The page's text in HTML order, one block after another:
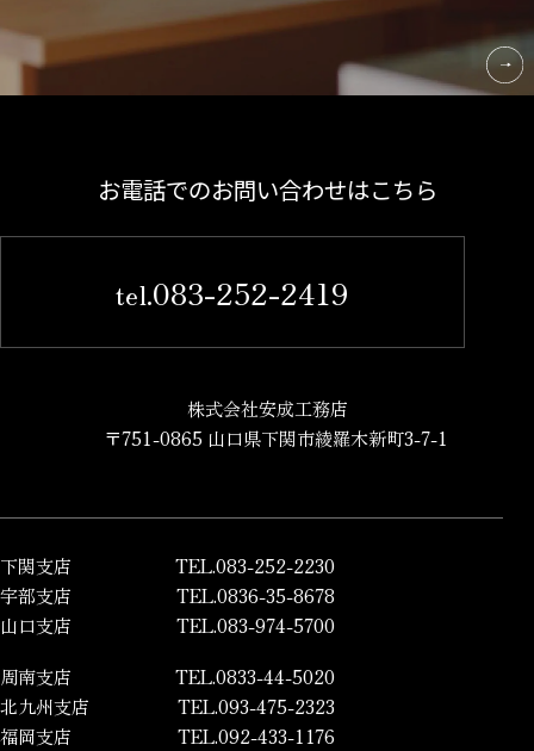
お電話でのお問い合わせはこちら
tel.083-252-2419
株式会社安成工務店
〒751-0865 山口県下関市綾羅木新町3-7-1
下関支店
TEL.083-252-2230
宇部支店
TEL.0836-35-8678
山口支店
TEL.083-974-5700
周南支店
TEL.0833-44-5020
北九州支店
TEL.093-475-2323
福岡支店
TEL.092-433-1176